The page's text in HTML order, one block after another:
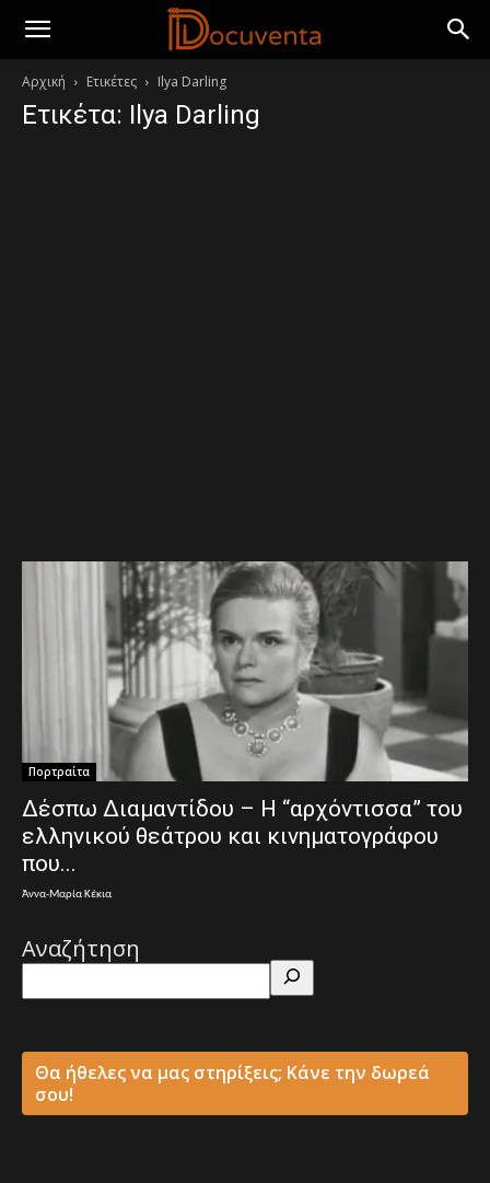
Αρχική Ετικέτες Ilya Darling
Ετικέτα: Ilya Darling
Πορτραίτα
Δέσπω Διαμαντίδου – Η “αρχόντισσα” του
ελληνικού θεάτρου και κινηματογράφου
που...
Άννα-Μαρία Κέκια
Αναζήτηση
Θα ήθελες να μας στηρίξεις; Κάνε την δωρεά
σου!